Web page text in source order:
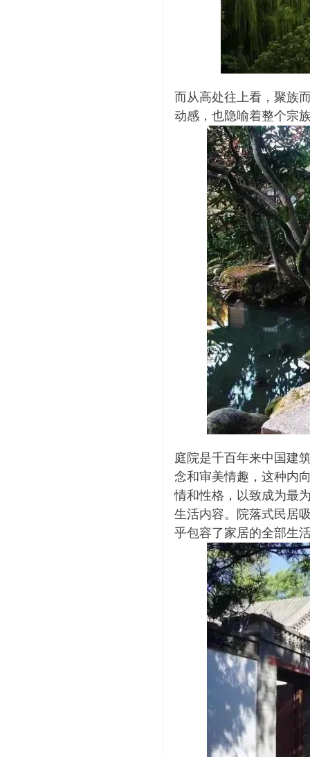
而从高处往上看，聚族
动感，也隐喻着整个宗
庭院是千百年来中国建
念和审美情趣，这种内
情和性格，以致成为最
生活内容。院落式民居
乎包容了家居的全部生